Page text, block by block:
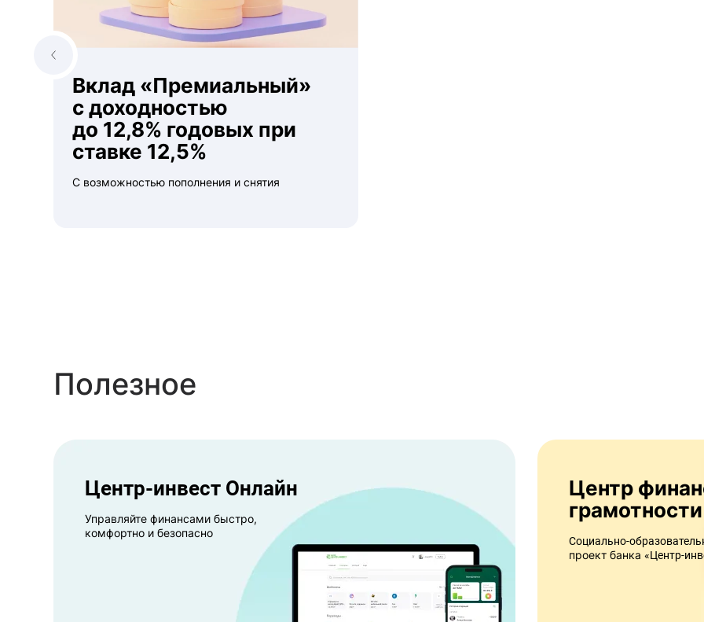
Вклад «Премиальный»
с доходностью
до 12,8% годовых при
ставке 12,5%
С возможностью пополнения и снятия
Полезное
Центр-инвест Онлайн
Управляйте финансами быстро,
комфортно и безопасно
Центр финансовой
грамотности
Социально-
проект банка «Центр-